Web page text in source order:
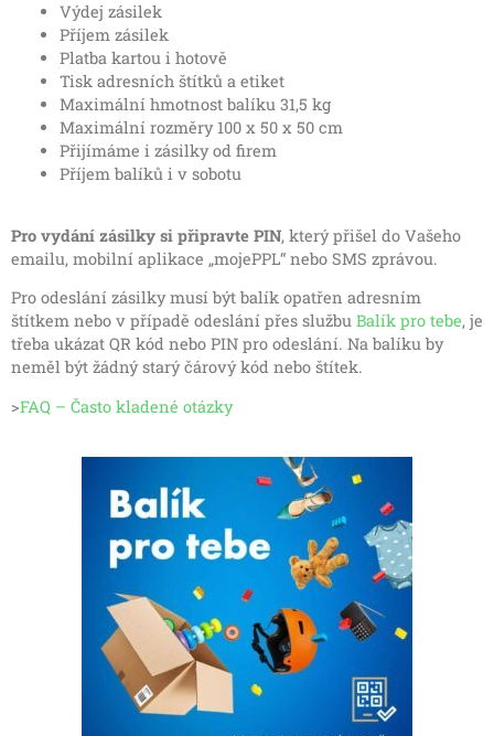
Výdej zásilek
Příjem zásilek
Platba kartou i hotově
Tisk adresních štítků a etiket
Maximální hmotnost balíku 31,5 kg
Maximální rozměry 100 x 50 x 50 cm
Přijímáme i zásilky od firem
Příjem balíků i v sobotu
Pro vydání zásilky si připravte PIN, který přišel do Vašeho
emailu, mobilní aplikace „mojePPL“ nebo SMS zprávou.
Pro odeslání zásilky musí být balík opatřen adresním
štítkem nebo v případě odeslání přes službu Balík pro tebe, je
třeba ukázat QR kód nebo PIN pro odeslání. Na balíku by
neměl být žádný starý čárový kód nebo štítek.
>FAQ – Často kladené otázky